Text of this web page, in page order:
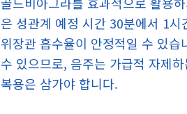
은 성관계 예정 시간 30분에서 1
위장관 흡수율이 안정적일 수 있
수 있으므로, 음주는 가급적 자제
복용은 삼가야 합니다.